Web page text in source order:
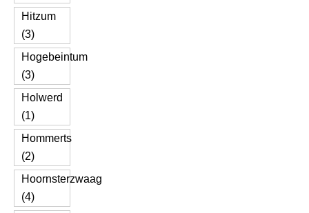
Hitzum
(3)
Hogebeintum
(3)
Holwerd
(1)
Hommerts
(2)
Hoornsterzwaag
(4)